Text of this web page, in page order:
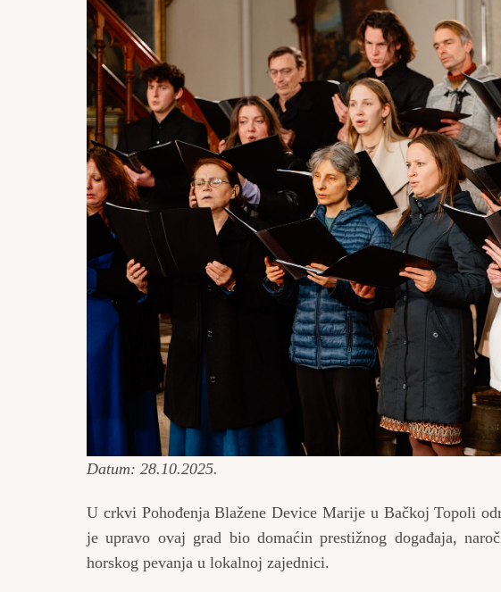
Datum: 28.10.2025.
U crkvi Pohođenja Blažene Device Marije u Bačkoj Topoli
je upravo ovaj grad bio domaćin prestižnog događaja,
horskog pevanja u lokalnoj zajednici.